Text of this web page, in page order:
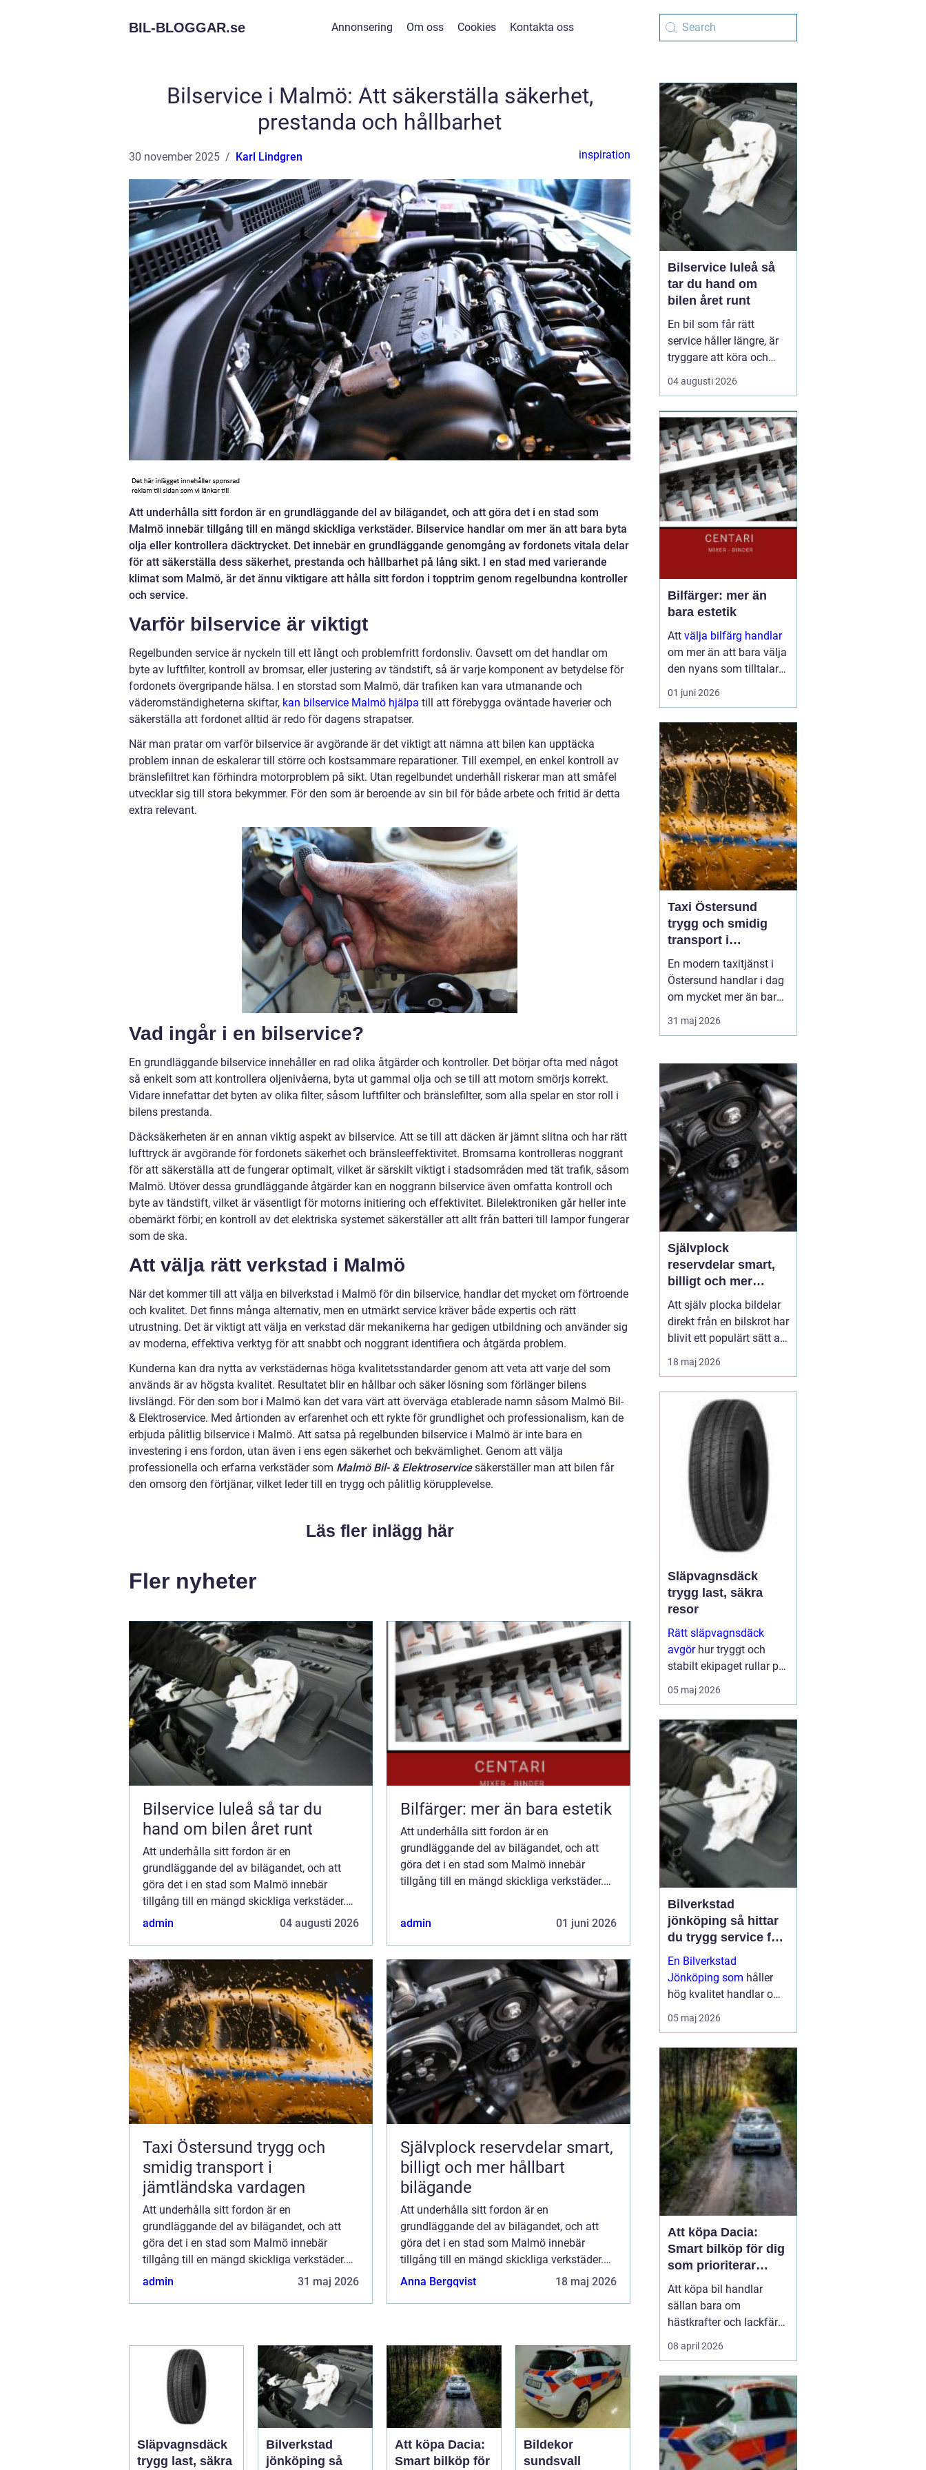
BIL-BLOGGAR.se Annonsering Om oss Cookies Kontakta oss
Bilservice i Malmö: Att säkerställa säkerhet,
prestanda och hållbarhet
30 november 2025 Karl Lindgren inspiration
Att underhålla sitt fordon är en grundläggande del av bilägandet, och att göra det i en stad som
Malmö innebär tillgång till en mängd skickliga verkstäder. Bilservice handlar om mer än att bara byta
olja eller kontrollera däcktrycket. Det innebär en grundläggande genomgång av fordonets vitala delar
för att säkerställa dess säkerhet, prestanda och hållbarhet på lång sikt. I en stad med varierande
klimat som Malmö, är det ännu viktigare att hålla sitt fordon i topptrim genom regelbundna kontroller
och service.
Varför bilservice är viktigt
Regelbunden service är nyckeln till ett långt och problemfritt fordonsliv. Oavsett om det handlar om
byte av luftfilter, kontroll av bromsar, eller justering av tändstift, så är varje komponent av betydelse för
fordonets övergripande hälsa. I en storstad som Malmö, där trafiken kan vara utmanande och
väderomständigheterna skiftar, kan bilservice Malmö hjälpa till att förebygga oväntade haverier och
säkerställa att fordonet alltid är redo för dagens strapatser.
När man pratar om varför bilservice är avgörande är det viktigt att nämna att bilen kan upptäcka
problem innan de eskalerar till större och kostsammare reparationer. Till exempel, en enkel kontroll av
bränslefiltret kan förhindra motorproblem på sikt. Utan regelbundet underhåll riskerar man att småfel
utvecklar sig till stora bekymmer. För den som är beroende av sin bil för både arbete och fritid är detta
extra relevant.
Vad ingår i en bilservice?
En grundläggande bilservice innehåller en rad olika åtgärder och kontroller. Det börjar ofta med något
så enkelt som att kontrollera oljenivåerna, byta ut gammal olja och se till att motorn smörjs korrekt.
Vidare innefattar det byten av olika filter, såsom luftfilter och bränslefilter, som alla spelar en stor roll i
bilens prestanda.
Däcksäkerheten är en annan viktig aspekt av bilservice. Att se till att däcken är jämnt slitna och har rätt
lufttryck är avgörande för fordonets säkerhet och bränsleeffektivitet. Bromsarna kontrolleras noggrant
för att säkerställa att de fungerar optimalt, vilket är särskilt viktigt i stadsområden med tät trafik, såsom
Malmö. Utöver dessa grundläggande åtgärder kan en noggrann bilservice även omfatta kontroll och
byte av tändstift, vilket är väsentligt för motorns initiering och effektivitet. Bilelektroniken går heller inte
obemärkt förbi; en kontroll av det elektriska systemet säkerställer att allt från batteri till lampor fungerar
som de ska.
Att välja rätt verkstad i Malmö
När det kommer till att välja en bilverkstad i Malmö för din bilservice, handlar det mycket om förtroende
och kvalitet. Det finns många alternativ, men en utmärkt service kräver både expertis och rätt
utrustning. Det är viktigt att välja en verkstad där mekanikerna har gedigen utbildning och använder sig
av moderna, effektiva verktyg för att snabbt och noggrant identifiera och åtgärda problem.
Kunderna kan dra nytta av verkstädernas höga kvalitetsstandarder genom att veta att varje del som
används är av högsta kvalitet. Resultatet blir en hållbar och säker lösning som förlänger bilens
livslängd. För den som bor i Malmö kan det vara värt att överväga etablerade namn såsom Malmö Bil-
& Elektroservice. Med årtionden av erfarenhet och ett rykte för grundlighet och professionalism, kan de
erbjuda pålitlig bilservice i Malmö. Att satsa på regelbunden bilservice i Malmö är inte bara en
investering i ens fordon, utan även i ens egen säkerhet och bekvämlighet. Genom att välja
professionella och erfarna verkstäder som Malmö Bil- & Elektroservicesäkerställer man att bilen får
den omsorg den förtjänar, vilket leder till en trygg och pålitlig körupplevelse.
Läs fler inlägg här
Fler nyheter
Bilservice luleå så tar du
hand om bilen året runt
Att underhålla sitt fordon är en
grundläggande del av bilägandet, och att
göra det i en stad som Malmö innebär
tillgång till en mängd skickliga verkstäder.
Bilservice handlar om mer än att bara...
admin 04 augusti 2026
Bilfärger: mer än bara estetik
Att underhålla sitt fordon är en
grundläggande del av bilägandet, och att
göra det i en stad som Malmö innebär
tillgång till en mängd skickliga verkstäder.
admin
01 juni 2026
Taxi Östersund trygg och
smidig transport i
jämtländska vardagen
Att underhålla sitt fordon är en
grundläggande del av bilägandet, och att
göra det i en stad som Malmö innebär
tillgång till en mängd skickliga verkstäder.
Bilservice handlar om mer än att bara...
admin 31 maj 2026
Självplock reservdelar smart,
billigt och mer hållbart
bilägande
Att underhålla sitt fordon är en
grundläggande del av bilägandet, och att
göra det i en stad som Malmö innebär
tillgång till en mängd skickliga verkstäder.
Bilservice handlar om mer än att bara...
Anna Bergqvist 18 maj 2026
Släpvagnsdäck
trygg last, säkra
Bilverkstad
jönköping så
Att köpa Dacia:
Smart bilköp för
Bildekor
sundsvall
Bilservice luleå så
tar du hand om
bilen året runt
En bil som får rätt
service håller längre, är
tryggare att köra och
kostar mindre i längden.
I ett klimat som Luleå,
och snabba
väderomslag, ställs extra
höga krav på både
förare och fordon.
Många funderar därför
på hur oft...
04 augusti 2026
Bilfärger: mer än
bara estetik
Att välja bilfärg handlar
om mer än att bara välja
den nyans som tilltalar
ögat mest. För många
bilägare är bilens färg ett
men det finns också
prakti...
01 juni 2026
Taxi Östersund
trygg och smidig
transport i
jämtländska
vardagen
En modern taxitjänst i
Östersund handlar i dag
om mycket mer än bara
en snabb skjuts från
punkt A till B. För många
pusselbit i vardagen: till
jobbet, tåget, flyget,
fjällen eller kvällens
sista resa hem. När
avstånden är långa, ...
31 maj 2026
Självplock
reservdelar smart,
billigt och mer
hållbart bilägande
Att själv plocka bildelar
direkt från en bilskrot har
blivit ett populärt sätt att
både spara pengar och
förlänga livet på äldre
nya delar till höga priser
får du som bilägare
chans att hitta rätt
komponenter till en brå...
18 maj 2026
Släpvagnsdäck
trygg last, säkra
resor
Rätt släpvagnsdäck
avgörhur tryggt och
stabilt ekipaget rullar på
vägen. Många lägger
stor omsorg på bilens
släpet, husvagnen eller
trailern. När lasten är
tung, vädret skift...
05 maj 2026
Bilverkstad
jönköping så hittar
du trygg service för
din bil
En Bilverkstad
Jönköping som håller
hög kvalitet handlar om
mycket mer än bara byte
av olja och bromsar. För
del av vardagen: job...
05 maj 2026
Att köpa Dacia:
Smart bilköp för dig
som prioriterar
värde framför status
Att köpa bil handlar
sällan bara om
hästkrafter och lackfärg.
För många handlar valet
lika mycket om ekonomi,
vardagen. Här hamnar
Dacia ofta högt upp på
listan. Märket har g...
08 april 2026